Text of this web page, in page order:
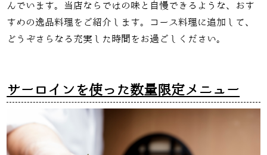
んでいます。当店ならではの味と自慢できるような、おす
すめの逸品料理をご紹介します。コース料理に追加して、
どうぞさらなる充実した時間をお過ごしください。
サーロインを使った数量限定メニュー